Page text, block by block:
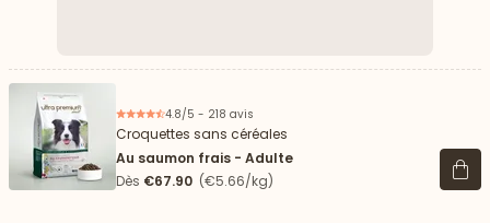
4.8/5 - 218 avis
Croquettes sans céréales
Au saumon frais - Adulte
Dès €67.90 (€5.66/kg) Voir